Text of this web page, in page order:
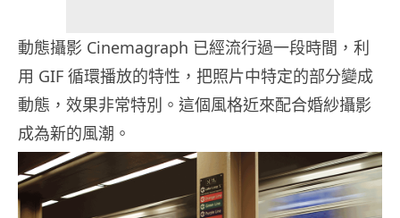
動態攝影 Cinemagraph 已經流行過一段時間，利
用 GIF 循環播放的特性，把照片中特定的部分變成
動態，效果非常特別。這個風格近來配合婚紗攝影
成為新的風潮。